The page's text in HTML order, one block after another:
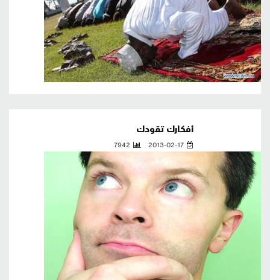
أفكارك تقودك
2013-02-17
7942